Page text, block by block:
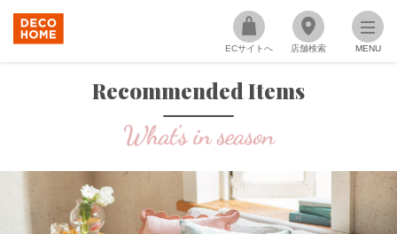
MENU
ECサイトへ 店舗検索
Recommended Items